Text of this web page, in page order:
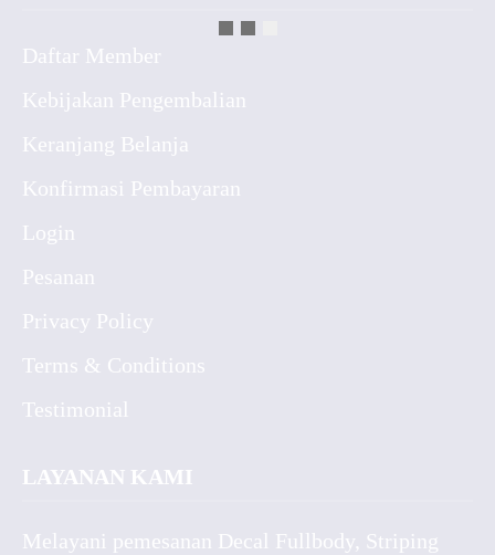
Daftar Member
Kebijakan Pengembalian
Keranjang Belanja
Konfirmasi Pembayaran
Login
Pesanan
Privacy Policy
Terms & Conditions
Testimonial
LAYANAN KAMI
Melayani pemesanan Decal Fullbody, Striping